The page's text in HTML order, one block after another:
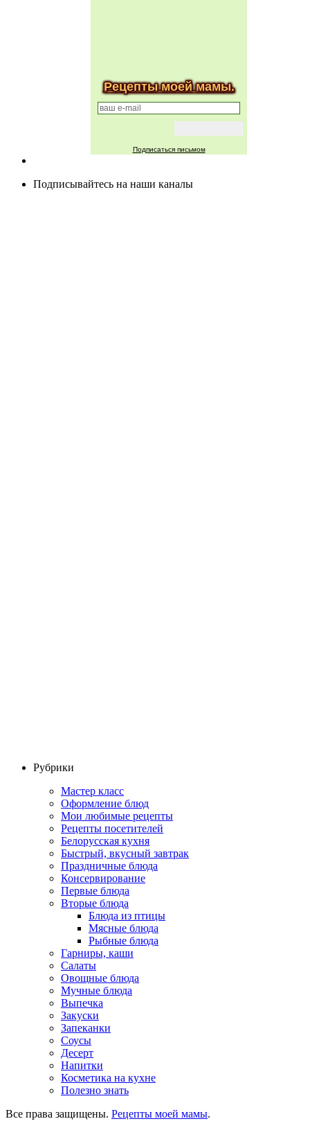
Рецепты моей мамы.
Подписаться письмом
Подписывайтесь на наши каналы
Рубрики
Мастер класс
Оформление блюд
Мои любимые рецепты
Рецепты посетителей
Белорусская кухня
Быстрый, вкусный завтрак
Праздничные блюда
Консервирование
Первые блюда
Вторые блюда
Блюда из птицы
Мясные блюда
Рыбные блюда
Гарниры, каши
Салаты
Овощные блюда
Мучные блюда
Выпечка
Закуски
Запеканки
Соусы
Десерт
Напитки
Косметика на кухне
Полезно знать
Все права защищены. Рецепты моей мамы.